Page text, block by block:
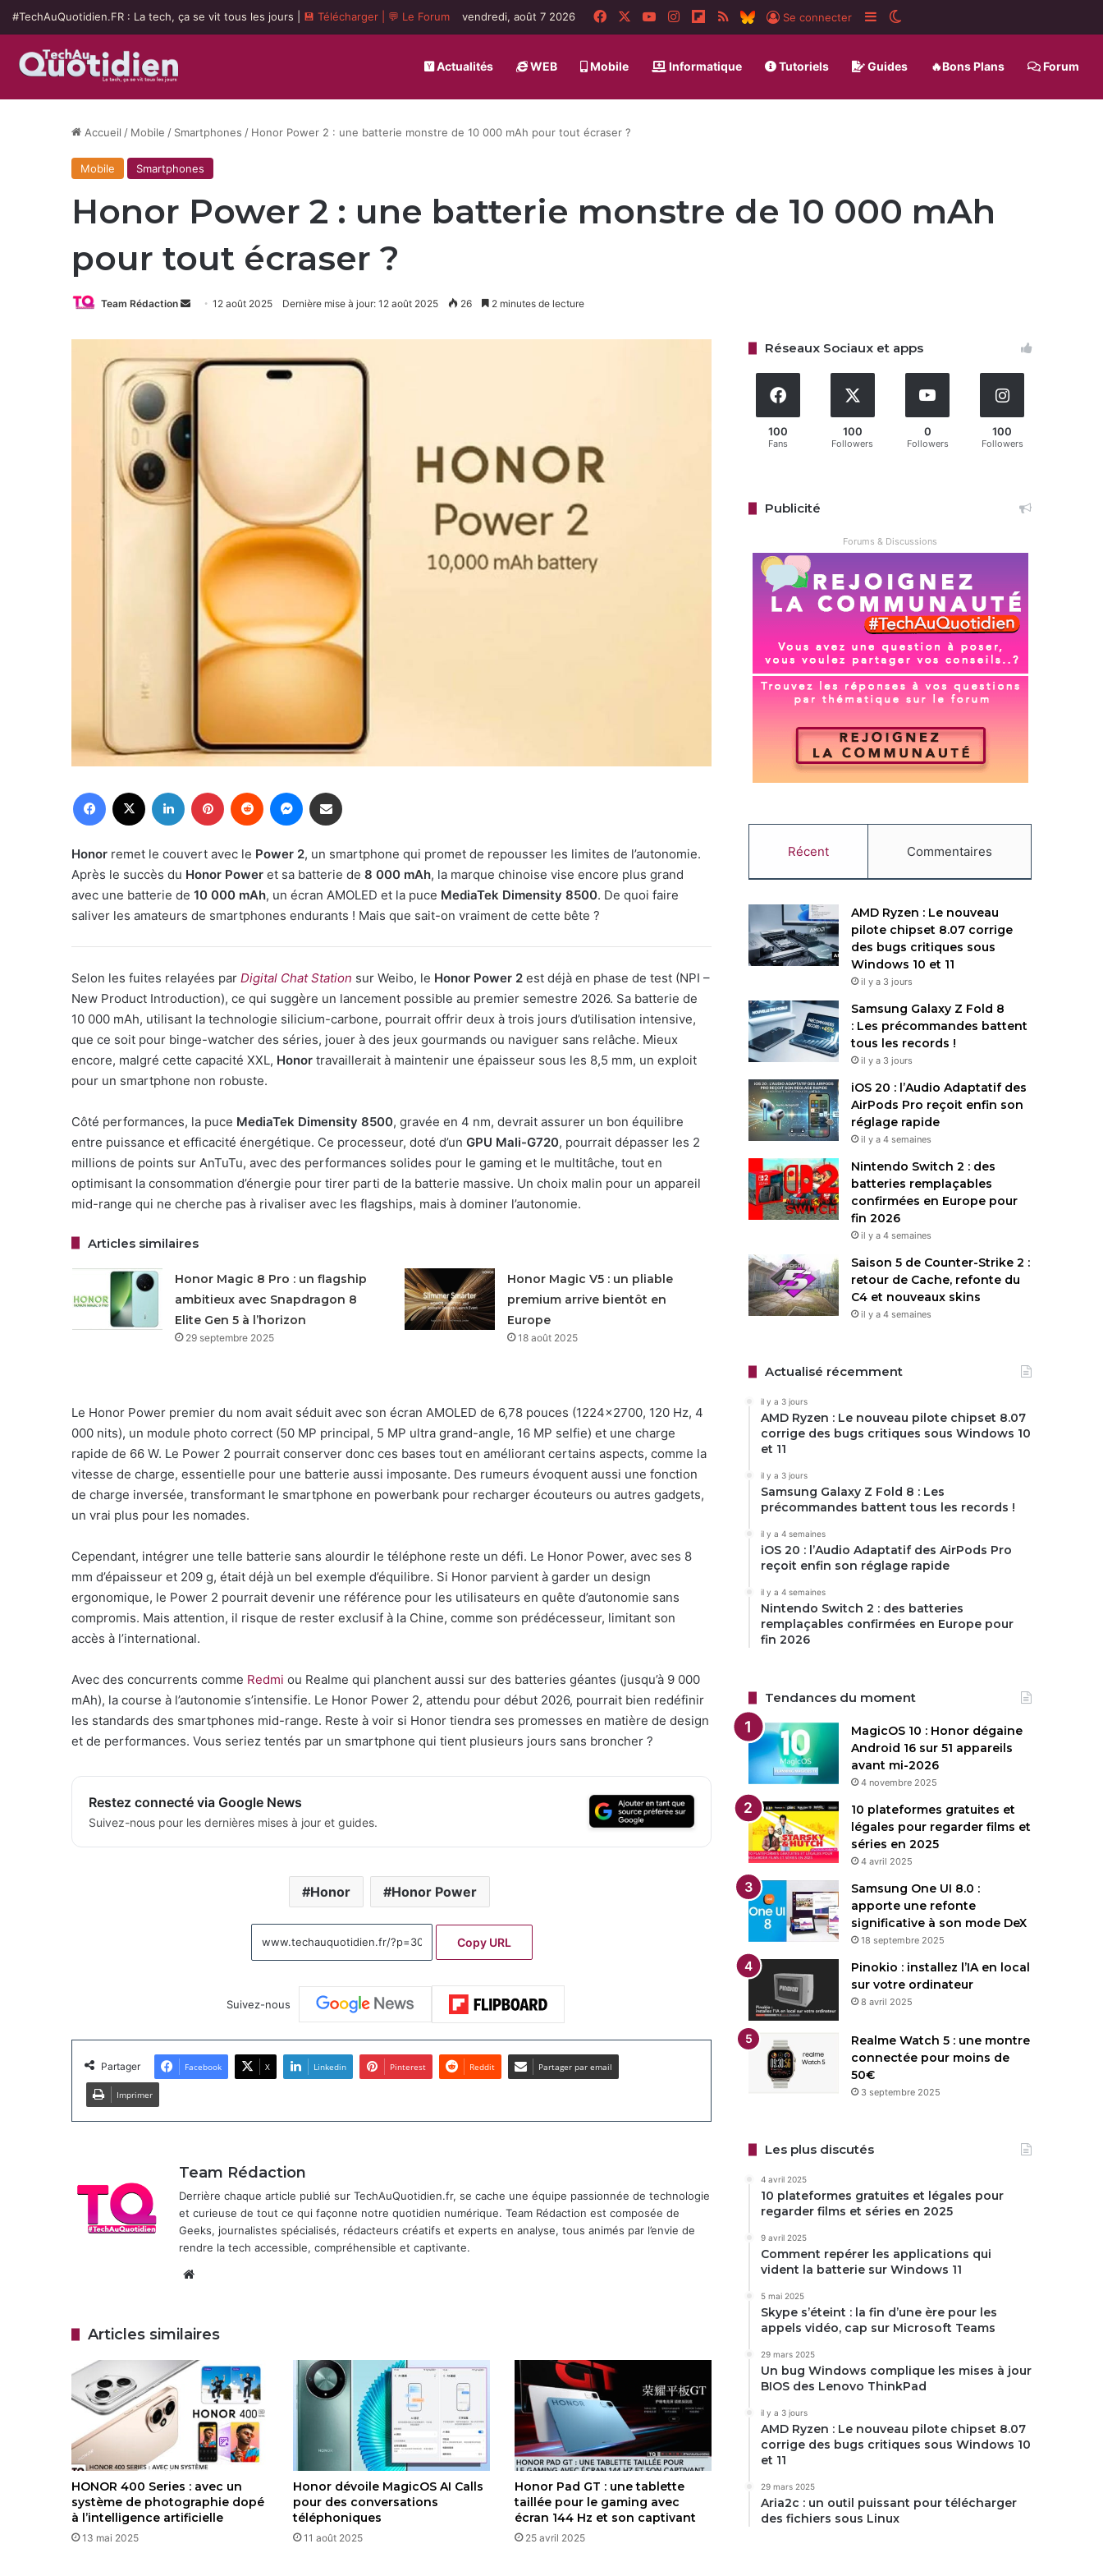
#TechAuQuotidien.FR : La tech, ça se vit tous les jours | 💾 Télécharger 💬 Le Forum vendredi, août 7 2026 FacebookYouTubeInstagramFlipboard
RSS BlueSky
Se connecter Sidebar (barre latérale)
Actualités WEB Mobile Informatique Tutoriels Guides 🔥Bons Plans Forum
Accueil / Mobile / Smartphones / Honor Power 2 : une batterie monstre de 10 000 mAh pour tout écraser ?
Mobile Smartphones
Honor Power 2 : une batterie monstre de 10 000 mAh
pour tout écraser ?
Team Rédaction
Envoyer
courriel
12 août 2025 Dernière mise à jour: 12 août 2025 26 2 minutes de lecture
Facebook Linkedin Pinterest Reddit Messenger
Honor remet le couvert avec le Power 2, un smartphone qui promet de repousser les limites de l’autonomie.
Après le succès du Honor Power et sa batterie de 8 000 mAh, la marque chinoise vise encore plus grand
avec une batterie de 10 000 mAh, un écran AMOLED et la puce MediaTek Dimensity 8500. De quoi faire
saliver les amateurs de smartphones endurants ! Mais que sait-on vraiment de cette bête ?
Selon les fuites relayées par Digital Chat Station sur Weibo, le Honor Power 2 est déjà en phase de test (NPI –
New Product Introduction), ce qui suggère un lancement possible au premier semestre 2026. Sa batterie de
10 000 mAh, utilisant la technologie silicium-carbone, pourrait offrir deux à trois jours d’utilisation intensive,
que ce soit pour binge-watcher des séries, jouer à des jeux gourmands ou naviguer sans relâche. Mieux
encore, malgré cette capacité XXL, Honor travaillerait à maintenir une épaisseur sous les 8,5 mm, un exploit
pour un smartphone non robuste.
Côté performances, la puce MediaTek Dimensity 8500, gravée en 4 nm, devrait assurer un bon équilibre
entre puissance et efficacité énergétique. Ce processeur, doté d’un GPU Mali-G720, pourrait dépasser les 2
millions de points sur AnTuTu, avec des performances solides pour le gaming et le multitâche, tout en
optimisant la consommation d’énergie pour tirer parti de la batterie massive. Un choix malin pour un appareil
mid-range qui ne cherche pas à rivaliser avec les flagships, mais à dominer l’autonomie.
Articles similaires
Honor Magic 8 Pro : un flagship
ambitieux avec Snapdragon 8
Elite Gen 5 à l’horizon
29 septembre 2025
Honor Magic V5 : un pliable
premium arrive bientôt en
Europe
18 août 2025
Le Honor Power premier du nom avait séduit avec son écran AMOLED de 6,78 pouces (1224×2700, 120 Hz, 4
000 nits), un module photo correct (50 MP principal, 5 MP ultra grand-angle, 16 MP selfie) et une charge
rapide de 66 W. Le Power 2 pourrait conserver donc ces bases tout en améliorant certains aspects, comme la
vitesse de charge, essentielle pour une batterie aussi imposante. Des rumeurs évoquent aussi une fonction
de charge inversée, transformant le smartphone en powerbank pour recharger écouteurs ou autres gadgets,
un vrai plus pour les nomades.
Cependant, intégrer une telle batterie sans alourdir le téléphone reste un défi. Le Honor Power, avec ses 8
mm d’épaisseur et 209 g, était déjà un bel exemple d’équilibre. Si Honor parvient à garder un design
ergonomique, le Power 2 pourrait devenir une référence pour les utilisateurs en quête d’autonomie sans
compromis. Mais attention, il risque de rester exclusif à la Chine, comme son prédécesseur, limitant son
accès à l’international.
Avec des concurrents comme Redmi ou Realme qui planchent aussi sur des batteries géantes (jusqu’à 9 000
mAh), la course à l’autonomie s’intensifie. Le Honor Power 2, attendu pour début 2026, pourrait bien redéfinir
les standards des smartphones mid-range. Reste à voir si Honor tiendra ses promesses en matière de design
et de performances. Vous seriez tentés par un smartphone qui tient plusieurs jours sans broncher ?
Restez connecté via Google News
Suivez-nous pour les dernières mises à jour et guides.
Honor Honor Power
Copy URL
Suivez-nous
Partager Facebook X Linkedin Pinterest Reddit Partager par email
Imprimer
Team Rédaction
Derrière chaque article publié sur TechAuQuotidien.fr, se cache une équipe passionnée de technologie
et curieuse de tout ce qui façonne notre quotidien numérique. Team Rédaction est composée de
Geeks, journalistes spécialisés, rédacteurs créatifs et experts en analyse, tous animés par l’envie de
rendre la tech accessible, compréhensible et captivante.
Articles similaires
HONOR 400 Series : avec un
système de photographie dopé
à l’intelligence artificielle
13 mai 2025
Honor dévoile MagicOS AI Calls
pour des conversations
téléphoniques
11 août 2025
Honor Pad GT : une tablette
taillée pour le gaming avec
écran 144 Hz et son captivant
25 avril 2025
Réseaux Sociaux et apps
100
Fans
100
Followers
0
Followers
100
Followers
Publicité
Forums & Discussions
Récent Commentaires
AMD Ryzen : Le nouveau
pilote chipset 8.07 corrige
des bugs critiques sous
Windows 10 et 11
il y a 3 jours
Samsung Galaxy Z Fold 8
: Les précommandes battent
tous les records !
il y a 3 jours
iOS 20 : l’Audio Adaptatif des
AirPods Pro reçoit enfin son
réglage rapide
il y a 4 semaines
Nintendo Switch 2 : des
batteries remplaçables
confirmées en Europe pour
fin 2026
il y a 4 semaines
Saison 5 de Counter-Strike 2 :
retour de Cache, refonte du
C4 et nouveaux skins
il y a 4 semaines
Actualisé récemment
il y a 3 jours
AMD Ryzen : Le nouveau pilote chipset 8.07
corrige des bugs critiques sous Windows 10
et 11
il y a 3 jours
Samsung Galaxy Z Fold 8 : Les
précommandes battent tous les records !
il y a 4 semaines
iOS 20 : l’Audio Adaptatif des AirPods Pro
reçoit enfin son réglage rapide
il y a 4 semaines
Nintendo Switch 2 : des batteries
remplaçables confirmées en Europe pour
fin 2026
Tendances du moment
MagicOS 10 : Honor dégaine
Android 16 sur 51 appareils
avant mi-2026
4 novembre 2025
10 plateformes gratuites et
légales pour regarder films et
séries en 2025
4 avril 2025
Samsung One UI 8.0 :
apporte une refonte
significative à son mode DeX
18 septembre 2025
Pinokio : installez l’IA en local
sur votre ordinateur
8 avril 2025
Realme Watch 5 : une montre
connectée pour moins de
50€
3 septembre 2025
Les plus discutés
4 avril 2025
10 plateformes gratuites et légales pour
regarder films et séries en 2025
9 avril 2025
Comment repérer les applications qui
vident la batterie sur Windows 11
5 mai 2025
Skype s’éteint : la fin d’une ère pour les
appels vidéo, cap sur Microsoft Teams
29 mars 2025
Un bug Windows complique les mises à jour
BIOS des Lenovo ThinkPad
il y a 3 jours
AMD Ryzen : Le nouveau pilote chipset 8.07
corrige des bugs critiques sous Windows 10
et 11
29 mars 2025
Aria2c : un outil puissant pour télécharger
des fichiers sous Linux